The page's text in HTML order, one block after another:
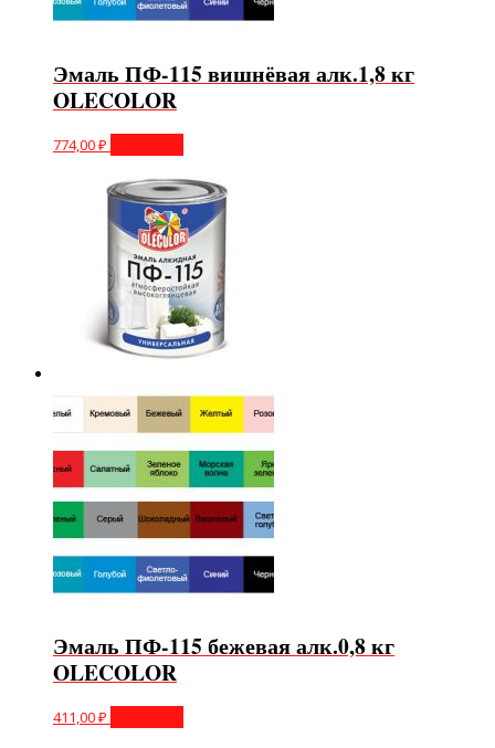
Эмаль ПФ-115 вишнёвая алк.1,8 кг
OLECOLOR
774,00₽
Эмаль ПФ-115 бежевая алк.0,8 кг
OLECOLOR
411,00₽